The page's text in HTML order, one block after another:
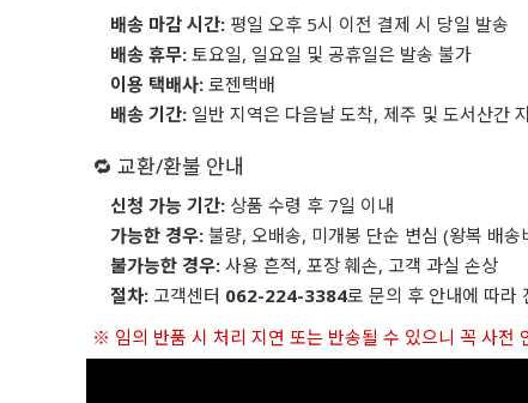
배송 마감 시간: 평일 오후 5시 이전 결제 시 당일 발송
배송 휴무: 토요일, 일요일 및 공휴일은 발송 불가
이용 택배사: 로젠택배
배송 기간: 일반 지역은 다음날 도착, 제주 및 도서산간
🔁 교환/환불 안내
신청 가능 기간: 상품 수령 후 7일 이내
가능한 경우: 불량, 오배송, 미개봉 단순 변심 (왕복 배송
불가능한 경우: 사용 흔적, 포장 훼손, 고객 과실 손상
절차: 고객센터 062-224-3384로 문의 후 안내에 따라
※ 임의 반품 시 처리 지연 또는 반송될 수 있으니 꼭 사전